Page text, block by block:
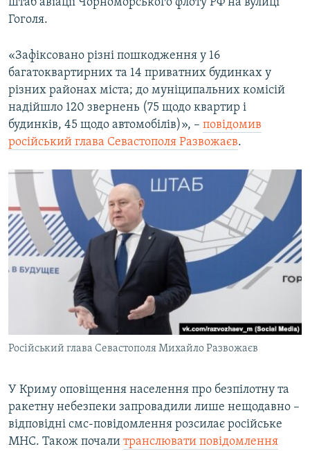
Гоголя.
«Зафіксовано різні пошкодження у 16
багатоквартирних та 14 приватних будинках у
різних районах міста; до муніципальних комісій
надійшло 120 звернень (75 щодо квартир і
будинків, 45 щодо автомобілів)», – повідомив
російський глава Севастополя Развожаєв.
Російський глава Севастополя Михайло Развожаєв
У Криму оповіщення населення про безпілотну та
ракетну небезпеки запровадили лише нещодавно –
відповідні смс-повідомлення розсилає російське
МНС. Також почали транслювати повідомлення